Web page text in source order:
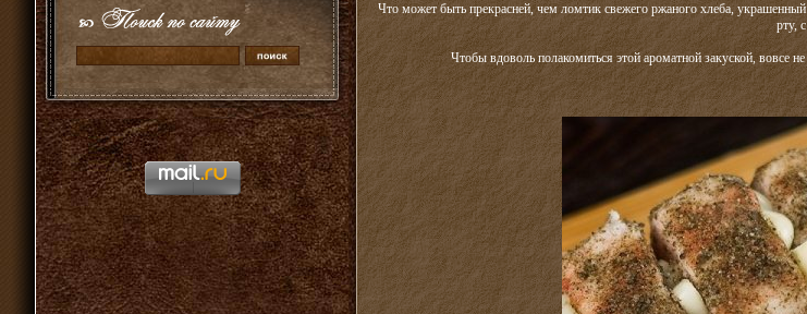
Что может быть прекрасней, чем ломтик свежего ржаного хлеба,
рту,
Чтобы вдоволь полакомиться этой ароматной закуской, вовсе